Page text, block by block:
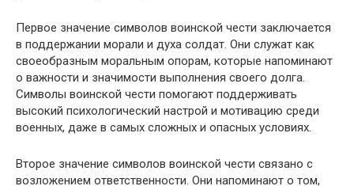
Первое значение символов воинской чести заключается
в поддержании морали и духа солдат. Они служат как
своеобразным моральным опорам, которые напоминают
о важности и значимости выполнения своего долга.
Символы воинской чести помогают поддерживать
высокий психологический настрой и мотивацию среди
военных, даже в самых сложных и опасных условиях.
Второе значение символов воинской чести связано с
возложением ответственности. Они напоминают о том,